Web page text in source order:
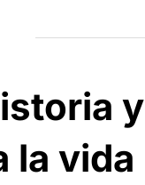
vida |